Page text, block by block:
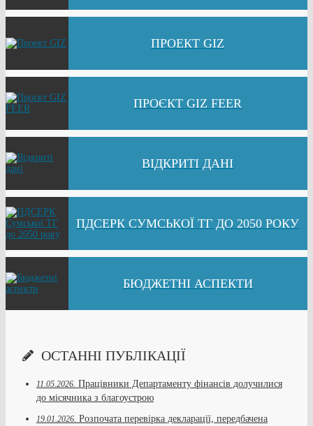
ПРОЕКТ GIZ
ПРОЄКТ GIZ FEER
ВІДКРИТІ ДАНІ
ПДСЕРК СУМСЬКОЇ ТГ ДО 2050 РОКУ
БЮДЖЕТНІ АСПЕКТИ
ОСТАННІ ПУБЛІКАЦІЇ
11.05.2026. Працівники Департаменту фінансів долучилися
до місячника з благоустрою
19.01.2026. Розпочата перевірка декларації, передбачена